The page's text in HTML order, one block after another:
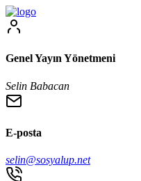
Genel Yayın Yönetmeni
Selin Babacan
E-posta
selin@sosyalup.net